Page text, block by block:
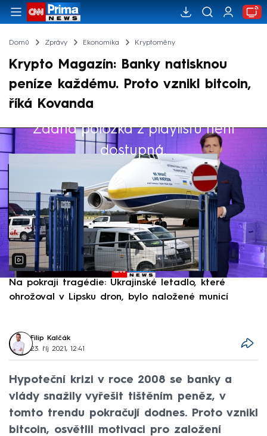
Domů Zprávy Ekonomika Kryptoměny
Krypto Magazín: Banky natisknou
peníze každému. Proto vznikl bitcoin,
říká Kovanda
Žádná položka z playlistu není
dostupná.
Výběr redakce
Na pokraji tragédie: Ukrajinské letadlo, které
ohrožoval v Lipsku dron, bylo naložené municí
Filip Kalčák
23. říj 2021, 12:41
Hypoteční krizi v roce 2008 se banky a
vlády snažily vyřešit tištěním peněz, v
tomto trendu pokračují dodnes. Proto vznikl
bitcoin, osvětlil motivaci pro založení